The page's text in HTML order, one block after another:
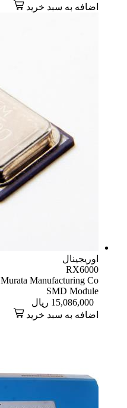
اضافه به سبد خرید
اوریجینال
RX6000
Murata Manufacturing Co
SMD Module
15,086,000 ریال
اضافه به سبد خرید